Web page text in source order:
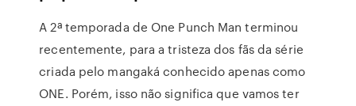
A 2ª temporada de One Punch Man terminou
recentemente, para a tristeza dos fãs da série
criada pelo mangaká conhecido apenas como
ONE. Porém, isso não significa que vamos ter